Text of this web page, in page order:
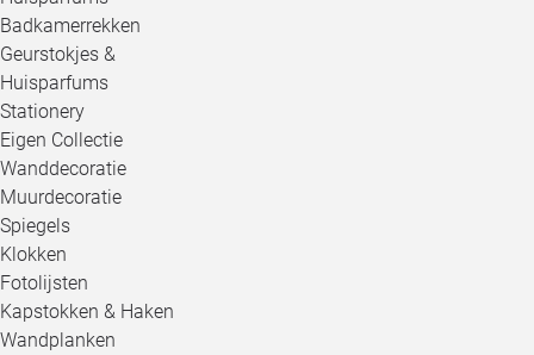
Badkamerrekken
Geurstokjes &
Huisparfums
Stationery
Eigen Collectie
Wanddecoratie
Muurdecoratie
Spiegels
Klokken
Fotolijsten
Kapstokken & Haken
Wandplanken